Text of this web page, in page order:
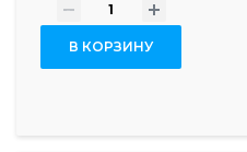
- +
В КОРЗИНУ